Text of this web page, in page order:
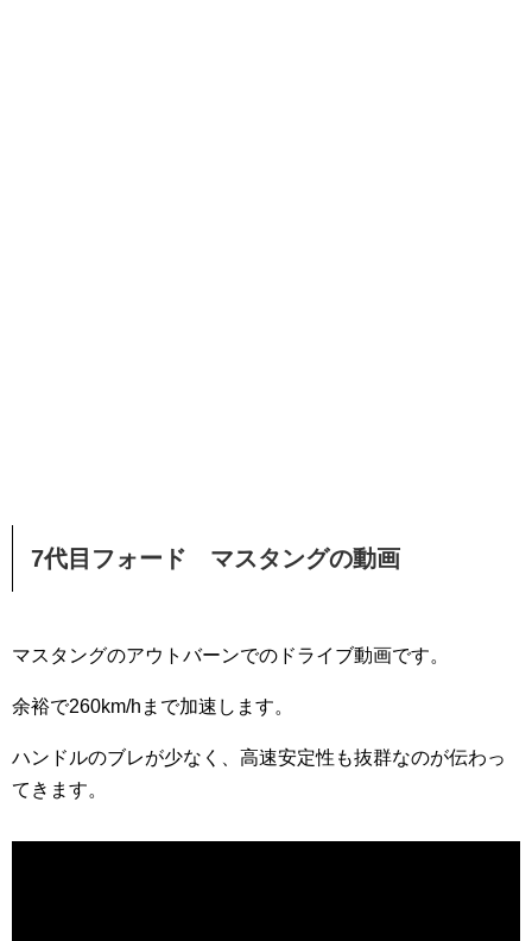
7代目フォード マスタングの動画
マスタングのアウトバーンでのドライブ動画です。
余裕で260km/hまで加速します。
ハンドルのブレが少なく、高速安定性も抜群なのが伝わっ
てきます。